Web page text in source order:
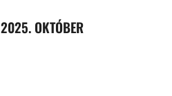
2025. OKTÓBER